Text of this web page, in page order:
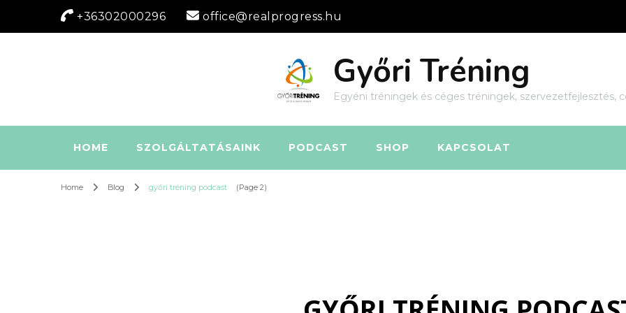
+36302000296 office@realprogress.hu
Győri Tréning
Egyéni tréningek és céges tréningek, szervezetfejlesztés,
HOME SZOLGÁLTATÁSAINK PODCAST SHOP KAPCSOLAT
Home Blog győri tréning podcast (Page 2)